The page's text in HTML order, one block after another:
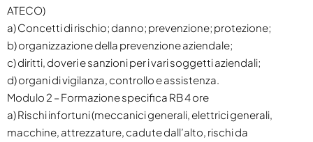
ATECO)
a) Concetti di rischio; danno; prevenzione; protezione;
b) organizzazione della prevenzione aziendale;
c) diritti, doveri e sanzioni per i vari soggetti aziendali;
d) organi di vigilanza, controllo e assistenza.
Modulo 2 – Formazione specifica RB 4 ore
a) Rischi infortuni (meccanici generali, elettrici generali,
macchine, attrezzature, cadute dall’alto, rischi da